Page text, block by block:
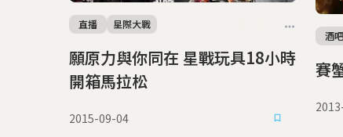
願原力與你同在 星戰玩具18小時
開箱馬拉松
直播 星際大戰
2015-09-04
酒吧